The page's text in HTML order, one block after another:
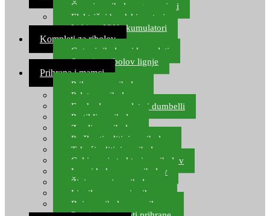
Čamci za ribolov, gumenjaci
Električni brodski motori
Lithium ION akumulatori
Kompleti za ribolov
Gotovi ribolovni kompleti
Setovi za ribolov lignje
Prihrana i mamci
Prihrana za ribolov
Pelete za ribolov
Feeder lovne pelete i dumbelli
Partikli za ribolov
Zemlja za ribolov
Praškasti aditivi za ribolov
Tekući aditivi za ribolov
Gel i sprej atraktori za ribolov
Lovni kukuruz za ribolov
Živi mamci za ribolov
Ljepilo za crve i prihranu
Boje za ribolovnu prihranu